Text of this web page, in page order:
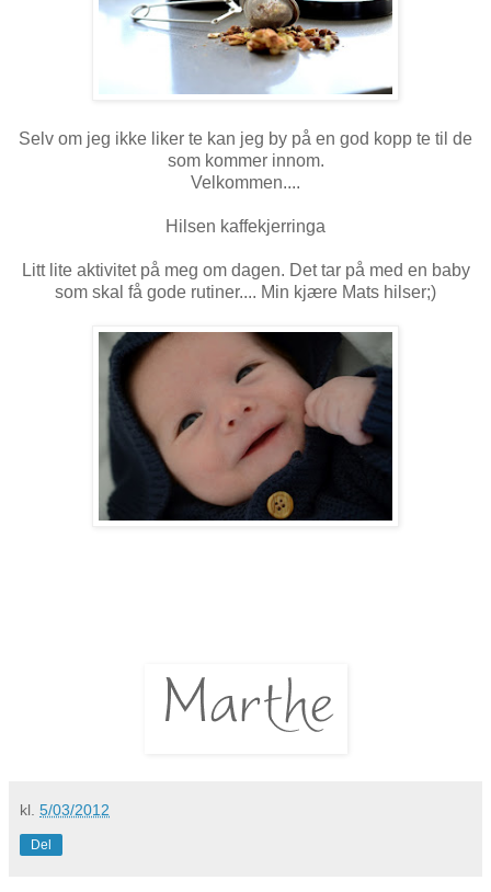
Selv om jeg ikke liker te kan jeg by på en god kopp te til de
som kommer innom.
Velkommen....
Hilsen kaffekjerringa
Litt lite aktivitet på meg om dagen. Det tar på med en baby
som skal få gode rutiner.... Min kjære Mats hilser;)
kl. 5/03/2012
Del